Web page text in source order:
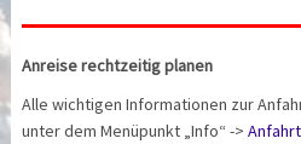
Anreise rechtzeitig planen
Alle wichtigen Informationen zur
unter dem Menüpunkt „Info“ ->